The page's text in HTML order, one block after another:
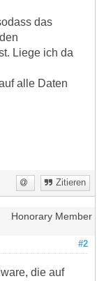
das
Liege ich da
alle Daten
Zitieren
Honorary Member
#2
die auf